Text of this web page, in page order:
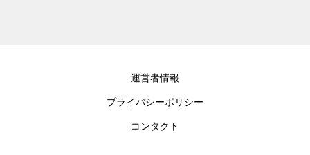
運営者情報
プライバシーポリシー
コンタクト